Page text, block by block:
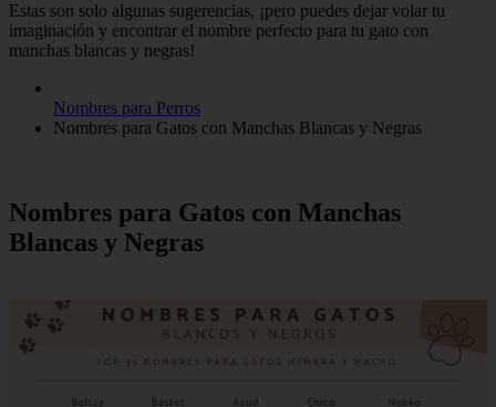
Estas son solo algunas sugerencias, ¡pero puedes dejar volar tu
imaginación y encontrar el nombre perfecto para tu gato con
manchas blancas y negras!
Nombres para Perros
Nombres para Gatos con Manchas Blancas y Negras
Nombres para Gatos con Manchas
Blancas y Negras